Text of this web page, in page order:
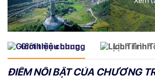
Giới thiệu chung Lịch Trình
ĐIỂM NỔI BẬT CỦA CHƯƠNG